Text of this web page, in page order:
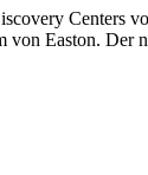
Centers
Easton. Der